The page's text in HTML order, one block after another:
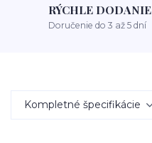
RÝCHLE DODANIE
Doručenie do 3 až 5 dní
Kompletné špecifikácie